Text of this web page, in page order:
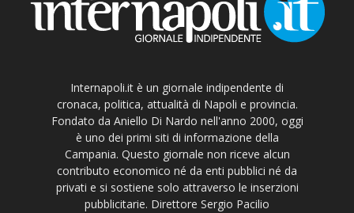
Internapoli.it è un giornale indipendente di
cronaca, politica, attualità di Napoli e provincia.
Fondato da Aniello Di Nardo nell'anno 2000, oggi
è uno dei primi siti di informazione della
Campania. Questo giornale non riceve alcun
contributo economico né da enti pubblici né da
privati e si sostiene solo attraverso le inserzioni
pubblicitarie. Direttore Sergio Pacilio